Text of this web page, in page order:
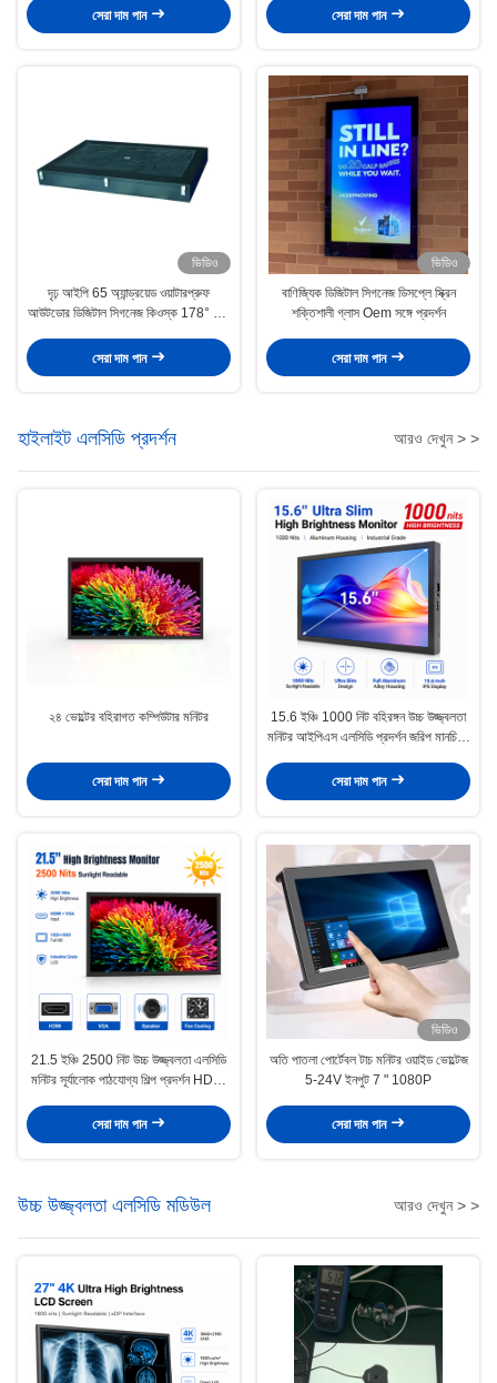
সেরা দাম পান সেরা দাম পান
ভিডিও
দৃঢ় আইপি 65 অ্যান্ড্রয়েড ওয়াটারপ্রুফ
আউটডোর ডিজিটাল সিগনেজ কিওস্ক 178° ভিউ
সেরা দাম পান
ভিডিও
বাণিজ্যিক ডিজিটাল সিগনেজ ডিসপ্লে স্ক্রিন
শক্তিশালী গ্লাস Oem সঙ্গে প্রদর্শন
সেরা দাম পান
হাইলাইট এলসিডি প্রদর্শন আরও দেখুন > >
২৪ ভোল্টের বহিরাগত কম্পিউটার মনিটর
সেরা দাম পান
15.6 ইঞ্চি 1000 নিট বহিরঙ্গন উচ্চ উজ্জ্বলতা
মনিটর আইপিএস এলসিডি প্রদর্শন জরিপ মানচিত্র
সেরা দাম পান
21.5 ইঞ্চি 2500 নিট উচ্চ উজ্জ্বলতা এলসিডি
মনিটর সূর্যালোক পাঠযোগ্য শিল্প প্রদর্শন HDMI
সেরা দাম পান
ভিডিও
অতি পাতলা পোর্টেবল টাচ মনিটর ওয়াইড ভোল্টেজ
5-24V ইনপুট 7 " 1080P
সেরা দাম পান
উচ্চ উজ্জ্বলতা এলসিডি মডিউল আরও দেখুন > >